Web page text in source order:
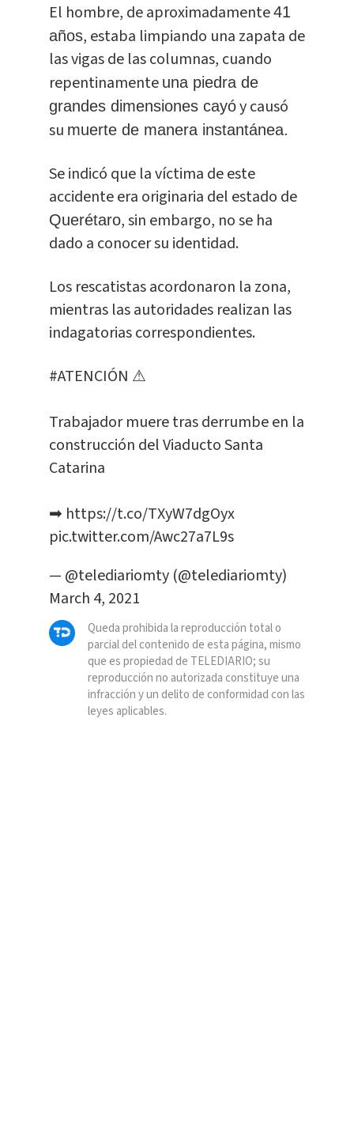
El hombre, de aproximadamente41
años, estaba limpiando una zapata de
las vigas de las columnas, cuando
repentinamente una piedra de
grandes dimensiones cayóy causó
su muertede manera instantánea.
Se indicó que la víctima de este
accidente era originaria del estado de
Querétaro, sin embargo, no se ha
dado a conocer su identidad.
Los rescatistas acordonaron la zona,
mientras las autoridades realizan las
indagatorias correspondientes.
#ATENCIÓN ⚠
Trabajador muere tras derrumbe en la
construcción del Viaducto Santa
Catarina
➡ https://t.co/TXyW7dgOyx
pic.twitter.com/Awc27a7L9s
— @telediariomty (@telediariomty)
March 4, 2021
Queda prohibida la reproducción total o
parcial del contenido de esta página, mismo
que es propiedad de TELEDIARIO; su
reproducción no autorizada constituye una
infracción y un delito de conformidad con las
leyes aplicables.